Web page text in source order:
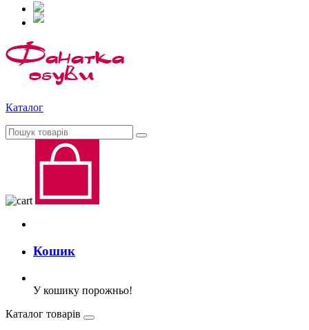
Каталог
Кошик
У кошику порожньо!
Каталог товарів